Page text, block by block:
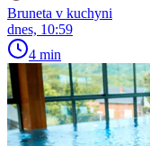
Bruneta v kuchyni
dnes, 10:59
4 min